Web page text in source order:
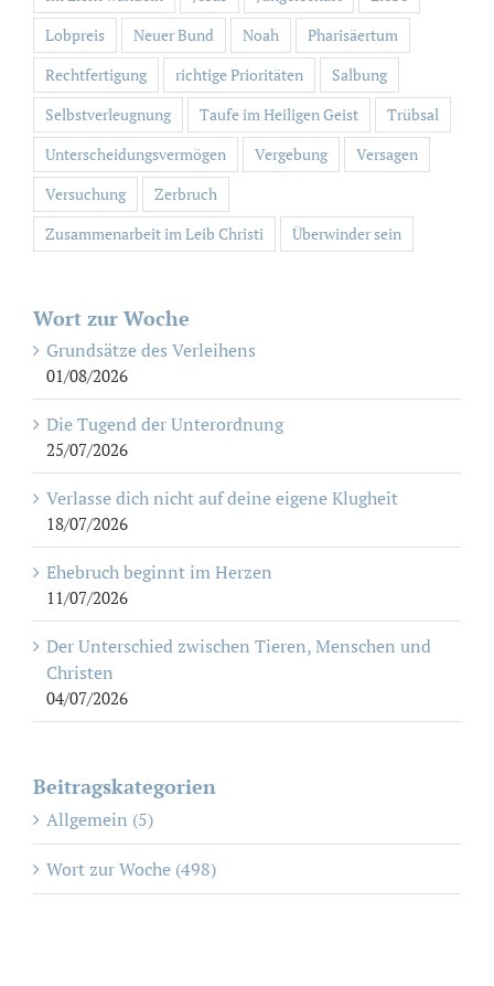
Lobpreis
Neuer Bund Noah
Pharisäertum
Rechtfertigung
richtige Prioritäten
Salbung
Selbstverleugnung
Taufe im Heiligen Geist
Trübsal
Unterscheidungsvermögen
Vergebung
Versagen
Versuchung
Zerbruch
Zusammenarbeit im Leib Christi
Überwinder sein
Wort zur Woche
Grundsätze des Verleihens
01/08/2026
Die Tugend der Unterordnung
25/07/2026
Verlasse dich nicht auf deine eigene Klugheit
18/07/2026
Ehebruch beginnt im Herzen
11/07/2026
Der Unterschied zwischen Tieren, Menschen und
Christen
04/07/2026
Beitragskategorien
Allgemein (5)
Wort zur Woche (498)